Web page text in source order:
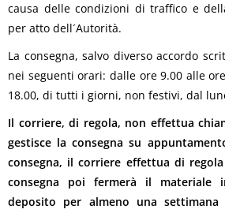
causa delle condizioni di traffico e
per atto dell´Autorità.
La consegna, salvo diverso accordo
nei seguenti orari: dalle ore 9.00 alle
18.00, di tutti i giorni, non festivi, dal
Il corriere, di regola, non effettua
gestisce la consegna su
consegna, il corriere effettua di
consegna poi fermerà il materiale
deposito per almeno una